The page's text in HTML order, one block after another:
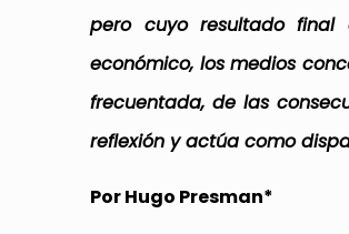
pero cuyo resultado final
económico, los medios
frecuentada, de las
reflexión y actúa como
Por Hugo Presman*